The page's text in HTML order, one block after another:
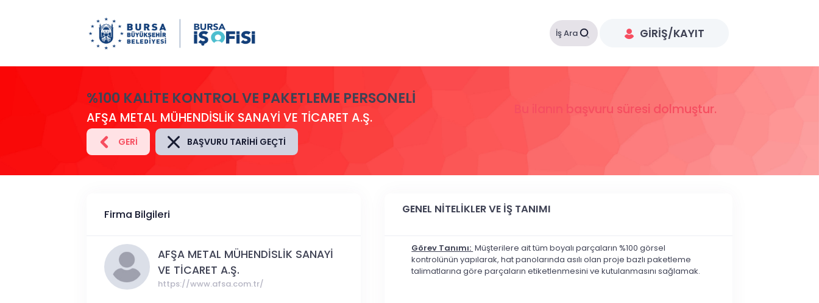
İş Ara GIRIŞ/KAYIT
%100 KALITE KONTROL VE PAKETLEME PERSONELI
AFŞA METAL MÜHENDİSLİK SANAYİ VE TİCARET A.Ş. Bu ilanın başvuru süresi dolmuştur.
GERI BAŞVURU TARIHI GEÇTI
Firma Bilgileri
AFŞA METAL MÜHENDİSLİK SANAYİ
VE TİCARET A.Ş.
https://www.afsa.com.tr/
GENEL NİTELİKLER VE İŞ TANIMI
Görev Tanımı: Müşterilere ait tüm boyalı parçaların %100 görsel
kontrolünün yapılarak, hat panolarında asılı olan proje bazlı paketleme
talimatlarına göre parçaların etiketlenmesini ve kutulanmasını sağlamak.